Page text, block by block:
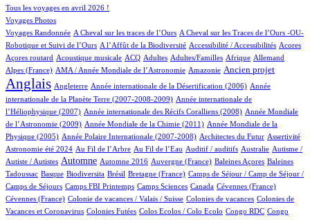
Tous les voyages en avril 2026 !
114/767
Voyages Photos
99/767
Voyages Randonnée
4/767 A Cheval sur les traces de l’Ours
4/767
A Cheval sur les Traces de l’Ours -OU-
Robotique et Suivi de l’Ours
4/767 A l’Affût de la Biodiversité
1/767 Accessibilité / Accessibilités
5/767 Acores
1/767
Açores routard
2/767 Acoustique musicale
51/767 ACQ
26/767 Adultes
14/767 Adultes/Familles
2/767 Afrique
48/767 Allemand
22/767
Alpes (France)
11/767 AMA / Année Mondiale de l’Astronomie
6/767 Amazonie
247/767 Ancien projet
594/767
Anglais
67/767 Angleterre
6/767 Année internationale de la Désertification (2006)
13/767
Année
internationale de la Planète Terre (2007-2008-2009)
4/767
Année internationale de
l’Héliophysique (2007)
1/767 Année internationale des Récifs Coralliens (2008)
11/767
Année Mondiale
de l’Astronomie (2009)
2/767 Année Mondiale de la Chimie (2011)
14/767
Année Mondiale de la
Physique (2005)
5/767 Année Polaire Internationale (2007-2008)
2/767 Architectes du Futur
2/767 Assertivité
18/767
Astronomie été 2024
22/767 Au Fil de l’Arbre
10/767 Au Fil de l’Eau
1/767 Auditif / auditifs
1/767 Australie
1/767
Autisme /
Autiste / Autistes
336/767 Automne
4/767 Automne 2016
4/767 Auvergne (France)
1/767 Baleines Açores
2/767
Baleines
Tadoussac
1/767 Basque
77/767 Biodiversita
1/767 Brésil
11/767 Bretagne (France)
56/767
Camps de Séjour / Camp de Séjour /
Camps de Séjours
3/767 Camps FBI Printemps
8/767 Camps Sciences
6/767 Canada
3/767 Cévennes (France)
2/767
Cévennes (France)
1/767 Colonie de vacances / Valais / Suisse
3/767 Colonies de vacances
3/767
Colonies de
Vacances et Coronavirus
1/767 Colonies Futées
1/767 Colos Ecolos / Colo Ecolo
1/767 Congo RDC
2/767
Congo